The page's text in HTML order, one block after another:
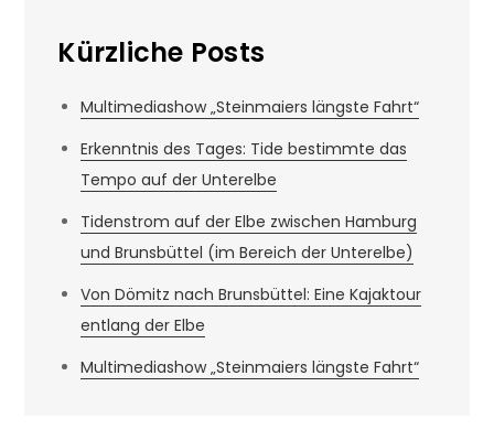
Kürzliche Posts
Multimediashow „Steinmaiers längste Fahrt“
Erkenntnis des Tages: Tide bestimmte das
Tempo auf der Unterelbe
Tidenstrom auf der Elbe zwischen Hamburg
und Brunsbüttel (im Bereich der Unterelbe)
Von Dömitz nach Brunsbüttel: Eine Kajaktour
entlang der Elbe
Multimediashow „Steinmaiers längste Fahrt“